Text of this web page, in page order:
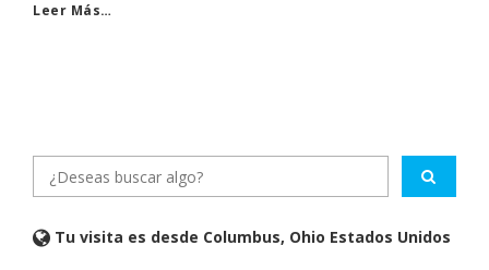
Leer Más…
Tu visita es desde Columbus, Ohio Estados Unidos